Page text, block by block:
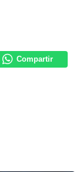
Compartir